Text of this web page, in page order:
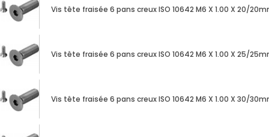
Vis tête fraisée 6 pans creux ISO 10642 M6 X 1.00 X 20/
Vis tête fraisée 6 pans creux ISO 10642 M6 X 1.00 X 25/
Vis tête fraisée 6 pans creux ISO 10642 M6 X 1.00 X 30/